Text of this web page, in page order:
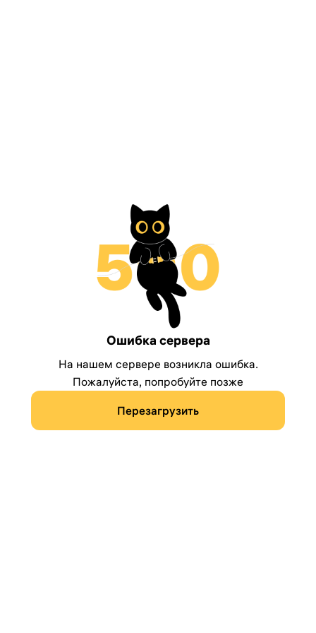
Ошибка сервера
На нашем сервере возникла ошибка.
Пожалуйста, попробуйте позже
Перезагрузить